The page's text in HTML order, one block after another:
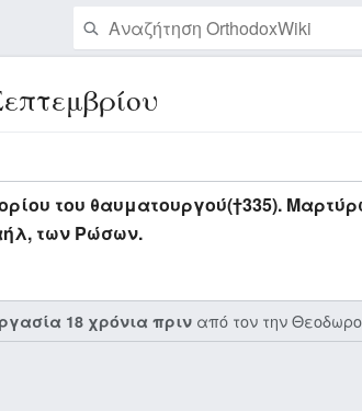
του θαυματουργού(†335).
των Ρώσων.
18 χρόνια πριν από τον την